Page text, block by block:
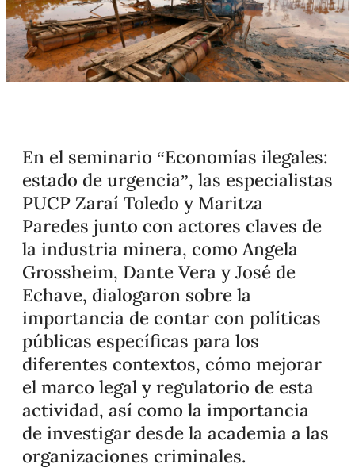
En el seminario “Economías ilegales:
estado de urgencia”, las especialistas
PUCP Zaraí Toledo y Maritza
Paredes junto con actores claves de
la industria minera, como Angela
Grossheim, Dante Vera y José de
Echave, dialogaron sobre la
importancia de contar con políticas
públicas específicas para los
diferentes contextos, cómo mejorar
el marco legal y regulatorio de esta
actividad, así como la importancia
de investigar desde la academia a las
organizaciones criminales.